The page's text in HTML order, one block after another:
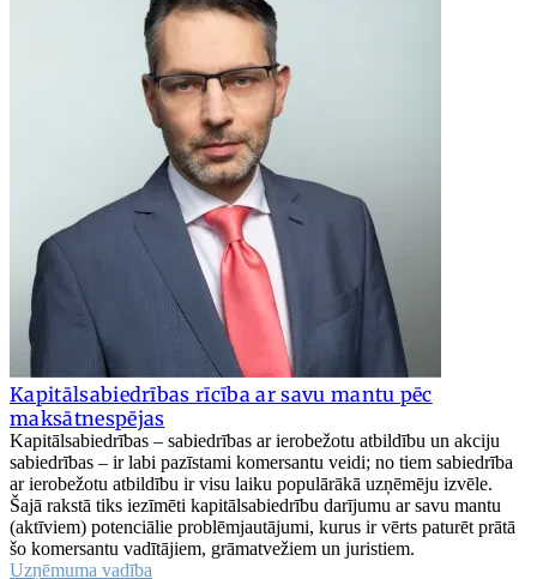
Kapitālsabiedrības rīcība ar savu mantu pēc
maksātnespējas
Kapitālsabiedrības – sabiedrības ar ierobežotu atbildību un akciju
sabiedrības – ir labi pazīstami komersantu veidi; no tiem sabiedrība
ar ierobežotu atbildību ir visu laiku populārākā uzņēmēju izvēle.
Šajā rakstā tiks iezīmēti kapitālsabiedrību darījumu ar savu mantu
(aktīviem) potenciālie problēmjautājumi, kurus ir vērts paturēt prātā
šo komersantu vadītājiem, grāmatvežiem un juristiem.
Uzņēmuma vadība